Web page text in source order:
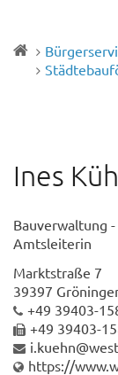
Ines
Bauverwaltung -
Amtsleiterin
Marktstraße 7
39397
+49 39403-
+49 39403-
https://